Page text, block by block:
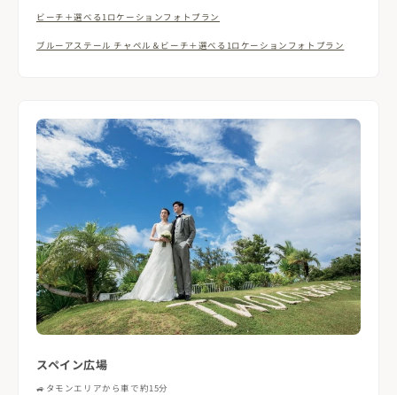
ビーチ＋選べる1ロケーションフォトプラン
ブルーアステール チャペル＆ビーチ＋選べる1ロケーションフォトプラン
スペイン広場
🚙 タモンエリアから車で約15分